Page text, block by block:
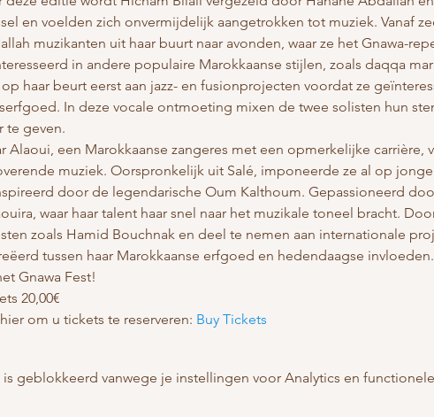
en voelden zich onvermijdelijk aangetrokken tot muziek. Vanaf
muzikanten uit haar buurt naar avonden, waar ze het Gnawa-
in andere populaire Marokkaanse stijlen, zoals daqqa
haar beurt eerst aan jazz- en fusionprojecten voordat ze
In deze vocale ontmoeting mixen de twee solisten hun
te geven.
Alaoui, een Marokkaanse zangeres met een opmerkelijke
muziek. Oorspronkelijk uit Salé, imponeerde ze al op
door de legendarische Oum Kalthoum. Gepassioneerd
waar haar talent haar snel naar het muzikale toneel bracht.
zoals Hamid Bouchnak en deel te nemen aan internationale
tussen haar Marokkaanse erfgoed en hedendaagse
Gnawa Fest!
20,00€
om u tickets te reserveren: Buy Tickets
geblokkeerd vanwege je instellingen voor Analytics en